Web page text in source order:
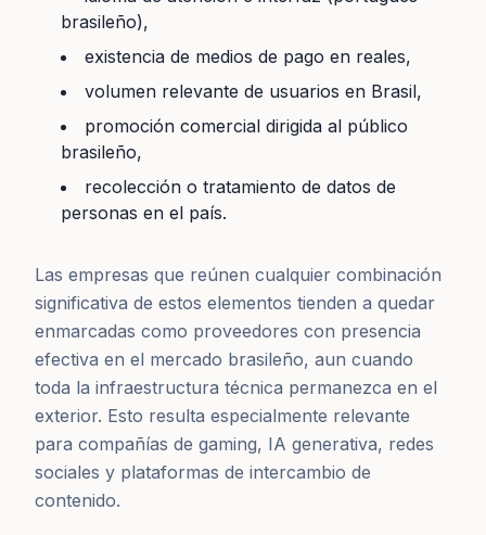
brasileño),
existencia de medios de pago en reales,
volumen relevante de usuarios en Brasil,
promoción comercial dirigida al público
brasileño,
recolección o tratamiento de datos de
personas en el país.
Las empresas que reúnen cualquier combinación
significativa de estos elementos tienden a quedar
enmarcadas como proveedores con presencia
efectiva en el mercado brasileño, aun cuando
toda la infraestructura técnica permanezca en el
exterior. Esto resulta especialmente relevante
para compañías de gaming, IA generativa, redes
sociales y plataformas de intercambio de
contenido.